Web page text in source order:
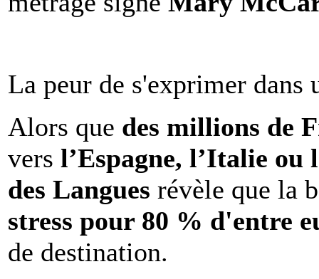
La peur de s'exprimer dans
Alors que des millions de
vers l’Espagne, l’Italie ou
des Langues révèle que la
stress pour 80 % d'entre
de destination.